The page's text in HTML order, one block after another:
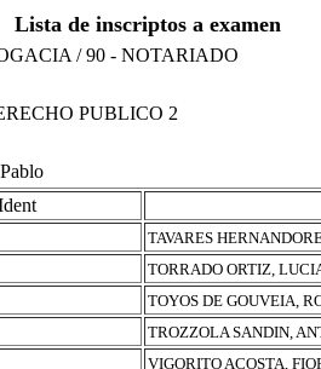
Lista de inscriptos a examen
/ 90 - NOTARIADO
PUBLICO 2
TAVARES
TORRADO ORTIZ,
TOYOS DE GOUVEIA,
TROZZOLA SANDIN,
VIGORITO ACOSTA,